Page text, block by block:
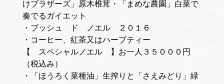
けブラザーズ」原木椎茸・「まめな農園」白菜で
奏でるガイエット
・ブッシュ ド ノエル ２０１６
・コーヒー、紅茶又はハーブティー
【 スペシャルノエル 】お一人３５０００円
（税込み）
・「ほうろく菜種油」生搾りと「さえみどり」緑